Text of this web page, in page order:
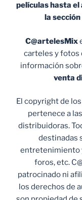
películas hasta
la
C@artelesMix
carteles y fotos
información
venta
El copyright de
pertenece a
distribuidoras.
destinadas
entretenimiento
foros, etc.
patrocinado ni
los derechos de